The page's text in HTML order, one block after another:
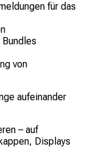
für das
von
aufeinander
– auf
Displays